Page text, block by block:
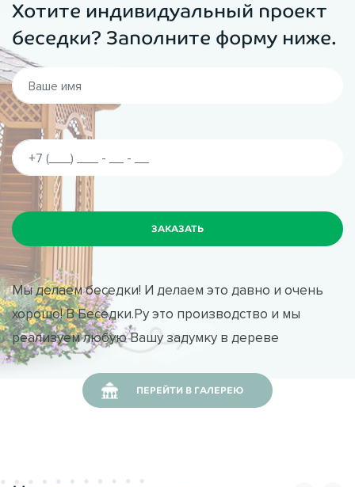
элементы точно и четко подгоняются друг к другу. Они
изготавливаются из качественного металла, что
исключает скрипы и рассыхания узлов и стыков в беседке.
Хотите индивидуальный проект
беседки? Заполните форму ниже.
Мы делаем беседки! И делаем это давно и очень
хорошо! В Беседки.Ру это производство и мы
реализуем любую Вашу задумку в дереве
ПЕРЕЙТИ В ГАЛЕРЕЮ